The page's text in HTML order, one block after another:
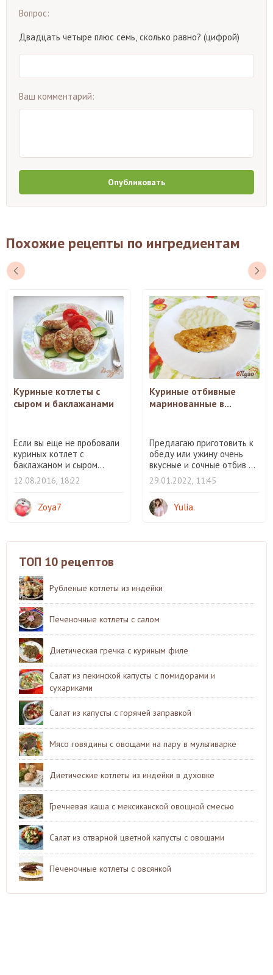
Вопрос:
Двадцать четыре плюс семь, сколько равно? (цифрой)
Ваш комментарий:
Опубликовать
Похожие рецепты по ингредиентам
Куриные котлеты с
сыром и баклажанами
Если вы еще не пробовали
куриных котлет с
баклажаном и сыром...
12.08.2016, 18:22
Zoya7
Куриные отбивные
маринованные в...
Предлагаю приготовить к
обеду или ужину очень
вкусные и сочные отбив ...
29.01.2022, 11:45
Yulia.
ТОП 10 рецептов
Рубленые котлеты из индейки
Печеночные котлеты с салом
Диетическая гречка с куриным филе
Салат из пекинской капусты с помидорами и
сухариками
Салат из капусты с горячей заправкой
Мясо говядины с овощами на пару в мультиварке
Диетические котлеты из индейки в духовке
Гречневая каша с мексиканской овощной смесью
Салат из отварной цветной капусты с овощами
Печеночные котлеты с овсянкой